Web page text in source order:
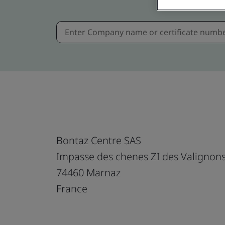
Bontaz Centre SAS
Impasse des chenes ZI des
74460 Marnaz
France